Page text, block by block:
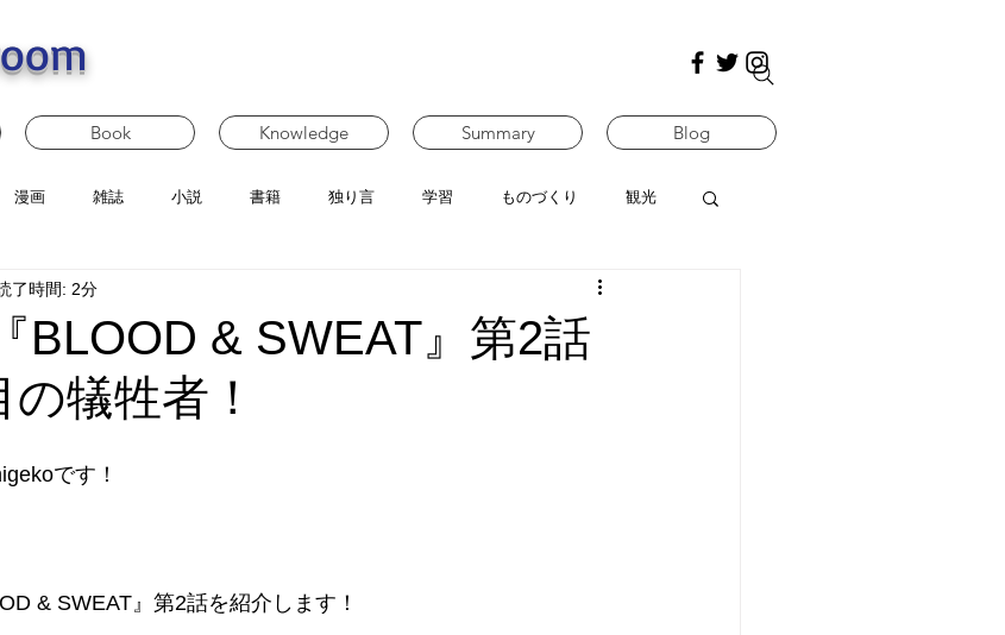
Book Knowledge Summary Blog
漫画 雑誌 小説 書籍 独り言 学習 ものづくり 観光
BLOOD & SWEAT』第2話
犠牲者！
了時間: 2分
です！
& SWEAT』第2話を紹介します！